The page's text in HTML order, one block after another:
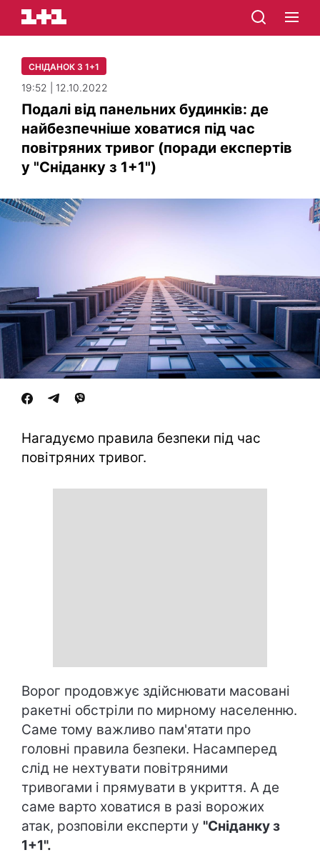
СНІДАНОК З 1+1
19:52 | 12.10.2022
Подалі від панельних будинків: де
найбезпечніше ховатися під час
повітряних тривог (поради експертів
у "Сніданку з 1+1")
Нагадуємо правила безпеки під час
повітряних тривог.
Ворог продовжує здійснювати масовані
ракетні обстріли по мирному населенню.
Саме тому важливо пам'ятати про
головні правила безпеки. Насамперед
слід не нехтувати повітряними
тривогами і прямувати в укриття. А де
саме варто ховатися в разі ворожих
атак, розповіли експерти у "Сніданку з
1+1".